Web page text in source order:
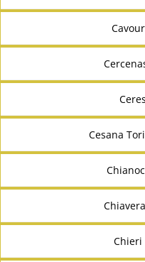
Cesana
Chieri